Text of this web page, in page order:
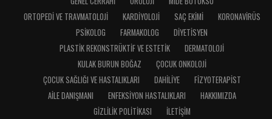
ORTOPEDI VE TRAVMATOLOJI
KARDIYOLOJI SAÇ EKIMI
KORONAVIRÜS
PSIKOLOG
FARMAKOLOG
DIYETISYEN
PLASTIK REKONSTRÜKTIF VE ESTETIK
DERMATOLOJI
KULAK BURUN BOĞAZ
ÇOCUK ONKOLOJI
ÇOCUK SAĞLIĞI VE HASTALIKLARI
DAHILIYE
FIZYOTERAPIST
AILE DANIŞMANI
ENFEKSIYON HASTALIKLARI
HAKKIMIZDA
GIZLILIK POLITIKASI
İLETIŞIM